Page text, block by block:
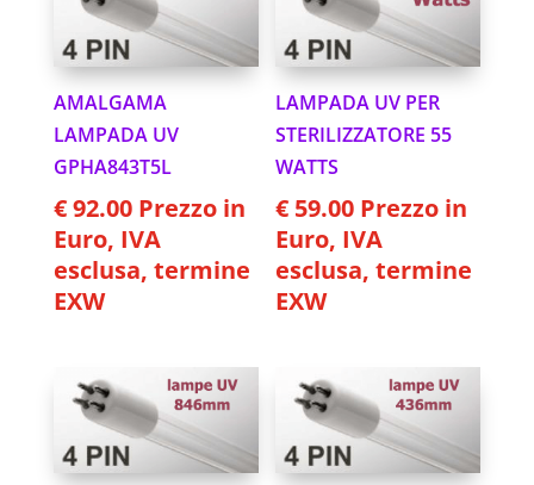
AMALGAMA
LAMPADA UV
GPHA843T5L
€92.00 Prezzo in
Euro, IVA
esclusa, termine
EXW
LAMPADA UV PER
STERILIZZATORE 55
WATTS
€ 59.00 Prezzo in
Euro, IVA
esclusa, termine
EXW